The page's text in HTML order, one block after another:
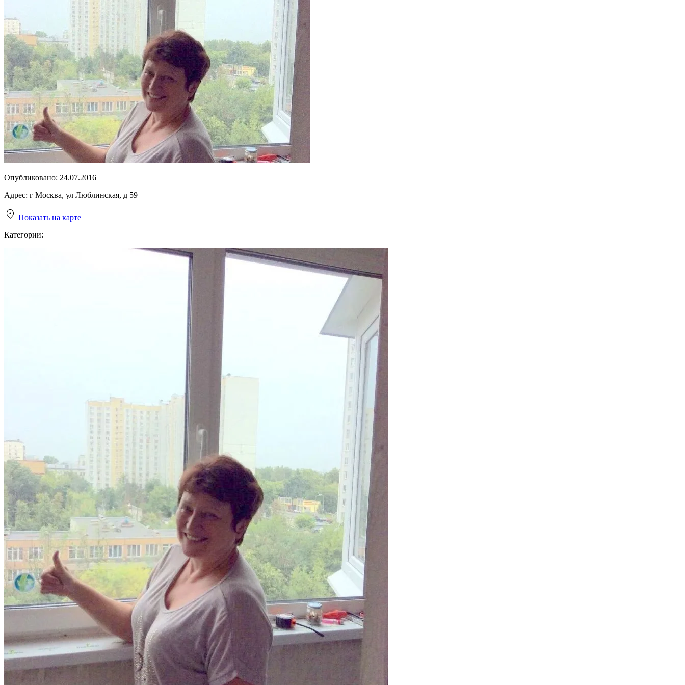
Опубликовано: 24.07.2016
Адрес: г Москва, ул Люблинская, д 59
Показать на карте
Категории: